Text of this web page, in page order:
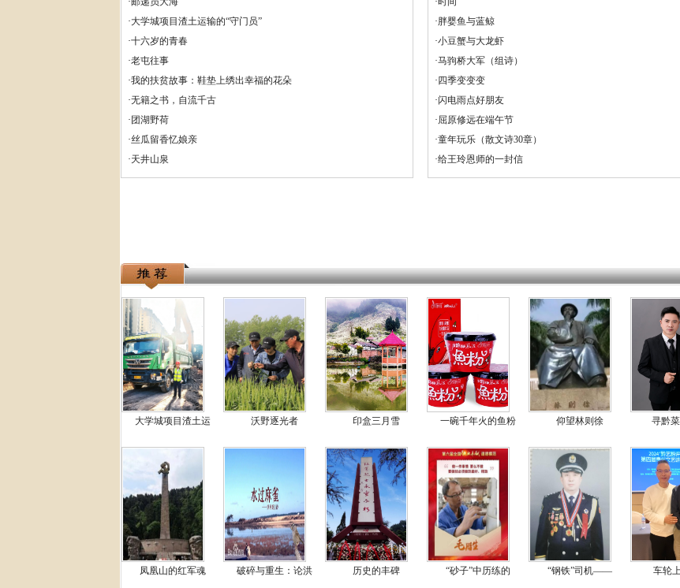
·大学城项目渣土运输的“守门员”
·十六岁的青春
·老屯往事
·我的扶贫故事：鞋垫上绣出幸福的花朵
·无籍之书，自流千古
·团湖野荷
·丝瓜留香忆娘亲
·天井山泉
·胖婴鱼与蓝鲸
·小豆蟹与大龙虾
·马驹桥大军（组诗）
·四季变变变
·闪电雨点好朋友
· 屈原修远在端午节
·童年玩乐（散文诗30章）
·给王玲恩师的一封信
大学城项目渣土运 沃野逐光者 印盒三月雪 一碗千年火的鱼粉 仰望林则徐 寻黔
凤凰山的红军魂 破碎与重生：论洪 历史的丰碑 “砂子”中历练的 “钢铁”司机—— 车轮